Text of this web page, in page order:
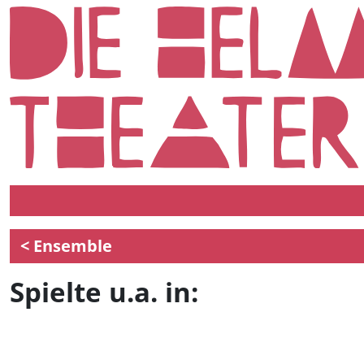
< Ensemble
Spielte u.a. in: